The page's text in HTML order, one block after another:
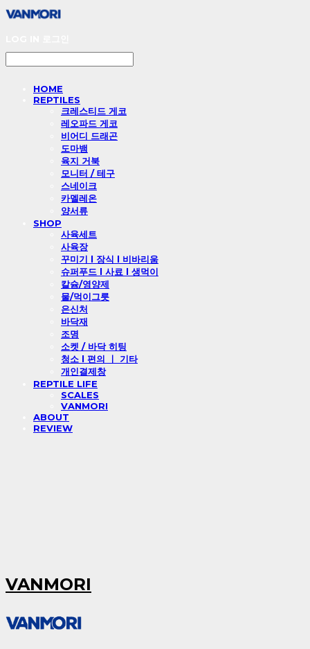
HOME
REPTILES
크레스티드 게코
레오파드 게코
비어디 드래곤
도마뱀
육지 거북
모니터 / 테구
스네이크
카멜레온
양서류
SHOP
사육세트
사육장
꾸미기 l 장식 l 비바리움
슈퍼푸드 l 사료 l 생먹이
칼슘/영양제
물/먹이그릇
은신처
바닥재
조명
소켓 / 바닥 히팅
청소 l 편의 ㅣ 기타
개인결제창
REPTILE LIFE
SCALES
VANMORI
ABOUT
REVIEW
VANMORI